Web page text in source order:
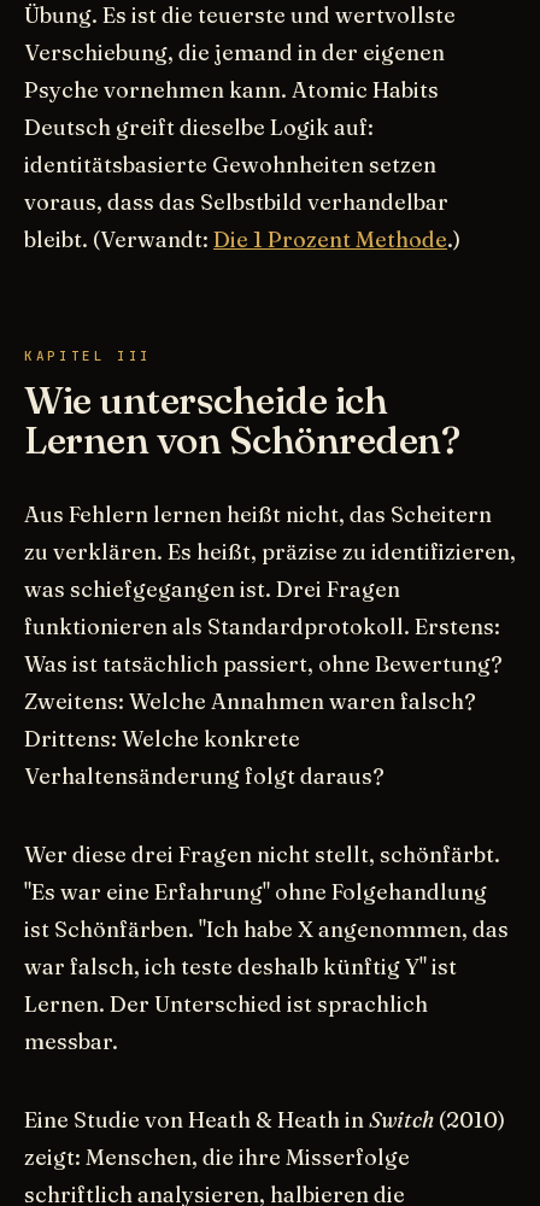
Übung. Es ist die teuerste und wertvollste
Verschiebung, die jemand in der eigenen
Psyche vornehmen kann. Atomic Habits
Deutsch greift dieselbe Logik auf:
identitätsbasierte Gewohnheiten setzen
voraus, dass das Selbstbild verhandelbar
bleibt. (Verwandt: Die 1 Prozent Methode.)
KAPITEL III
Wie unterscheide ich
Lernen von Schönreden?
Aus Fehlern lernen heißt nicht, das Scheitern
zu verklären. Es heißt, präzise zu identifizieren,
was schiefgegangen ist. Drei Fragen
funktionieren als Standardprotokoll. Erstens:
Was ist tatsächlich passiert, ohne Bewertung?
Zweitens: Welche Annahmen waren falsch?
Drittens: Welche konkrete
Verhaltensänderung folgt daraus?
Wer diese drei Fragen nicht stellt, schönfärbt.
"Es war eine Erfahrung" ohne Folgehandlung
ist Schönfärben. "Ich habe X angenommen, das
war falsch, ich teste deshalb künftig Y" ist
Lernen. Der Unterschied ist sprachlich
messbar.
Eine Studie von Heath & Heath inSwitch (2010)
zeigt: Menschen, die ihre Misserfolge
schriftlich analysieren, halbieren die